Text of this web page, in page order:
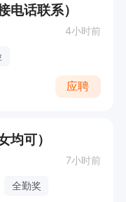
电话联系）
4小时前
应聘
均可）
7小时前
全勤奖